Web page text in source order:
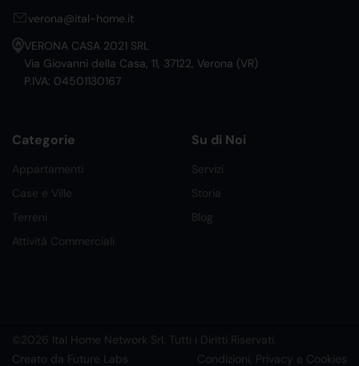
verona@ital-home.it
VERONA CASA 2021 SRL
Via Giovanni della Casa, 11, 37122, Verona (VR)
P.IVA: 04501130167
Categorie
Appartamenti
Case e Ville
Terreni
Attività Commerciali
Su di Noi
Servizi
Storia
Blog
©2026 Ital Home Network Srl. Tutti i Diritti Riservati.
Creato da Future Labs
Condizioni, Privacy e Cookies